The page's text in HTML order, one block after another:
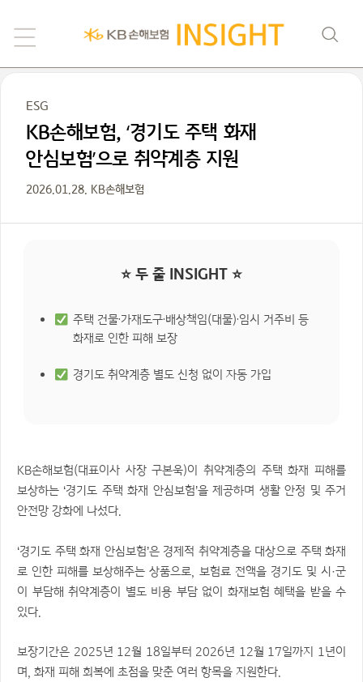
ESG
KB손해보험, ‘경기도 주택 화재
안심보험’으로 취약계층 지원
2026.01.28. KB손해보험
⭐ 두 줄 INSIGHT ⭐
주택 건물·가재도구·배상책임(대물)·임시 거주비 등
화재로 인한 피해 보장
경기도 취약계층 별도 신청 없이 자동 가입
KB손해보험(대표이사 사장 구본욱)이 취약계층의 주택 화재 피해를
보상하는 ‘경기도 주택 화재 안심보험’을 제공하며 생활 안정 및 주거
안전망 강화에 나섰다.
‘경기도 주택 화재 안심보험’은 경제적 취약계층을 대상으로 주택 화재
로 인한 피해를 보상해주는 상품으로, 보험료 전액을 경기도 및 시·군
이 부담해 취약계층이 별도 비용 부담 없이 화재보험 혜택을 받을 수
있다.
보장기간은 2025년 12월 18일부터 2026년 12월 17일까지 1년이
며, 화재 피해 회복에 초점을 맞춘 여러 항목을 지원한다.